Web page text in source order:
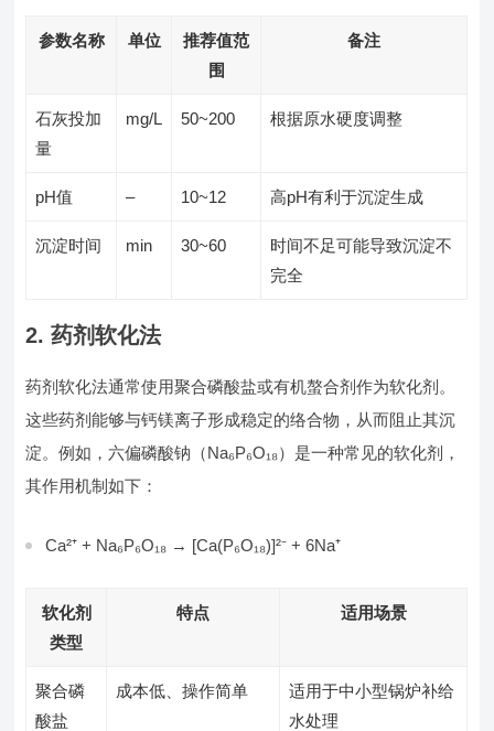
参数名称 单位
推荐值范
围
备注
石灰投加
量
mg/L 50~200 根据原水硬度调整
pH值 – 10~12 高pH有利于沉淀生成
沉淀时间 min 30~60
时间不足可能导致沉淀不
完全
2. 药剂软化法
药剂软化法通常使用聚合磷酸盐或有机螯合剂作为软化剂。
这些药剂能够与钙镁离子形成稳定的络合物，从而阻止其沉
淀。例如，六偏磷酸钠（Na₆P₆O₁₈）是一种常见的软化剂，
其作用机制如下：
Ca²⁺ + Na₆P₆O₁₈ → [Ca(P₆O₁₈)]²⁻ + 6Na⁺
软化剂
类型
特点 适用场景
聚合磷
酸盐
成本低、操作简单
适用于中小型锅炉补给
水处理